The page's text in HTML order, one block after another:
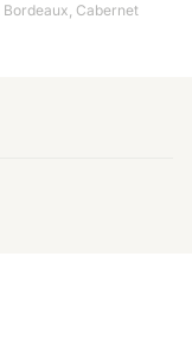
Bordeaux, Cabernet